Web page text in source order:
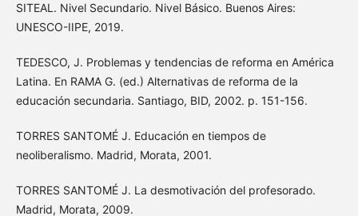
SITEAL. Nivel Secundario. Nivel Básico. Buenos Aires:
UNESCO-IIPE, 2019.
TEDESCO, J. Problemas y tendencias de reforma en América
Latina. En RAMA G. (ed.) Alternativas de reforma de la
educación secundaria. Santiago, BID, 2002. p. 151-156.
TORRES SANTOMÉ J. Educación en tiempos de
neoliberalismo. Madrid, Morata, 2001.
TORRES SANTOMÉ J. La desmotivación del profesorado.
Madrid, Morata, 2009.